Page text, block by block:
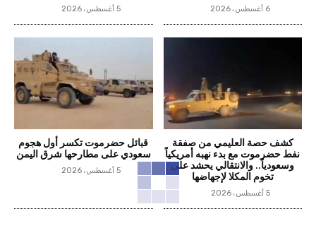
6 أغسطس، 2026 5 أغسطس، 2026
كشف حصة العليمي من صفقة
نفط حضرموت مع بدء نهبه أمريكياً
وسعودياً.. والانتقالي يحشد على
تخوم المكلا لإجهاضها
5 أغسطس، 2026
قبائل حضرموت تكسر أول هجوم
سعودي على مطارحها شرق اليمن
5 أغسطس، 2026